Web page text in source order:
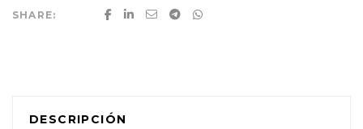
SHARE:
DESCRIPCIÓN